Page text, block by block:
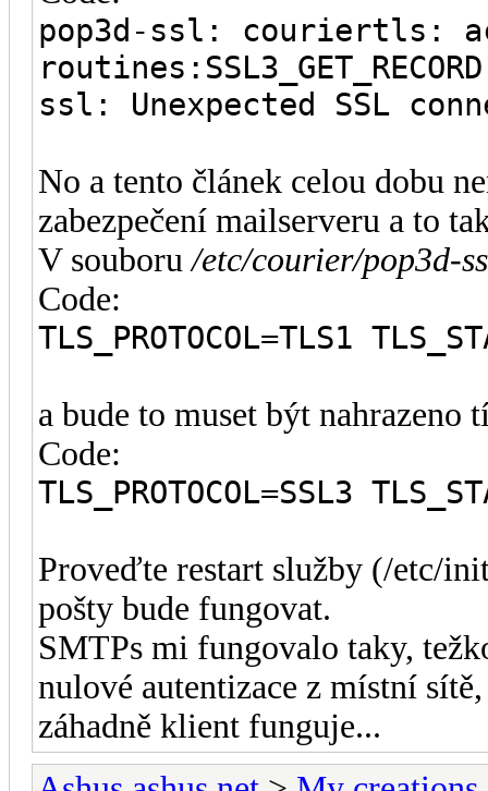
pop3d-ssl: couriertls:
ssl: Unexpected SSL
No a tento článek celou dobu
zabezpečení mailserveru a to
V souboru/etc/courier/pop3d-
Code:
TLS_PROTOCOL=TLS1
a bude to muset být nahrazeno
Code:
TLS_PROTOCOL=SSL3
Proveďte restart služby (/etc/
pošty bude fungovat.
SMTPs mi fungovalo taky,
nulové autentizace z místní
záhadně klient funguje...